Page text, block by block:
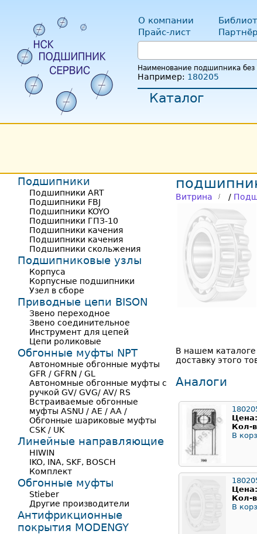
О компании
Прайс-лист
Наименование подшипника без
Например: 180205
Каталог
Витрина /
В нашем
доставку этого
Аналоги
Цена:
Кол-
В
Цена:
Кол-
В
Подшипники
Подшипники ART
Подшипники FBJ
Подшипники KOYO
Подшипники ГПЗ-10
Подшипники качения
Подшипники качения
Подшипники скольжения
Подшипниковые узлы
Корпуса
Корпусные подшипники
Узел в сборе
Приводные цепи BISON
Звено переходное
Звено соединительное
Инструмент для цепей
Цепи роликовые
Обгонные муфты NPT
Автономные обгонные муфты
GFR / GFRN / GL
Автономные обгонные муфты с
ручкой GV/ GVG/ AV/ RS
Встраиваемые обгонные
муфты ASNU / AE / AA /
Обгонные шариковые муфты
CSK / UK
Линейные направляющие
HIWIN
IKO, INA, SKF, BOSCH
Комплект
Обгонные муфты
Stieber
Другие производители
Антифрикционные
покрытия MODENGY